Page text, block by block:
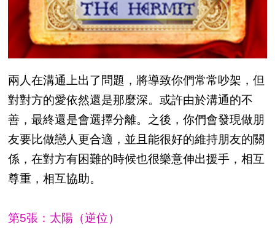
兩人在溝通上出了問題，將導致你們常常吵架，但
對對方的愛依然還是那麼深。或許由於溝通的不
善，最終還是會選擇分離。之後，你們會發現做朋
友要比做戀人更合適，並且能很好的維持朋友的關
係，在對方有困難的時候也很樂意伸出援手，相互
尊重，相互協助。
第5張：太陽（逆位）